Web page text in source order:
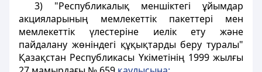
3) "Республикалық меншiктегi ұйымдар
акцияларының мемлекеттік пакеттерi мен
мемлекеттік үлестерiне иелiк ету және
пайдалану жөніндегі құқықтарды беру туралы"
Қазақстан Республикасы Үкіметінiң 1999 жылғы